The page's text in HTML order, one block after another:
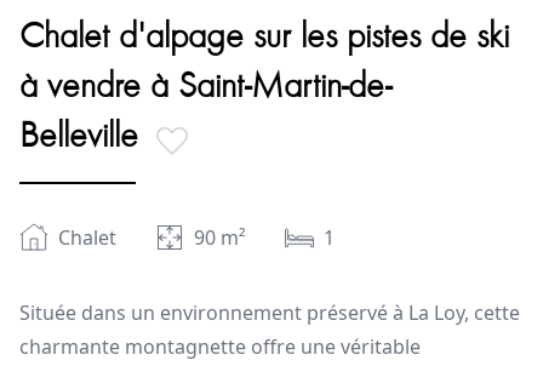
Chalet d'alpage sur les pistes de ski
à vendre à Saint-Martin-de-
Belleville
Chalet 90 m² 1
Située dans un environnement préservé à La Loy, cette
charmante montagnette offre une véritable